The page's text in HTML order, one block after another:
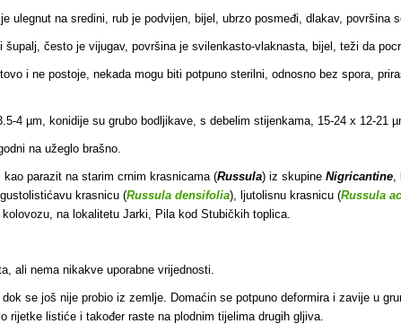
ulegnut na sredini, rub je podvijen, bijel, ubrzo posmeđi, dlakav, površina
često je vijugav, površina je svilenkasto-vlaknasta, bijel, teži da
i ne postoje, nekada mogu biti potpuno sterilni, odnosno bez spora,
4 µm, konidije su grubo bodljikave, s debelim stijenkama, 15-24 x 12-21
na užeglo brašno.
parazit na starim crnim krasnicama (Russula) iz skupine Nigricantine
krasnicu (Russula densifolia), ljutolisnu krasnicu (Russula
na lokalitetu Jarki, Pila kod Stubičkih toplica.
ali nema nikakve uporabne vrijednosti.
se još nije probio iz zemlje. Domaćin se potpuno deformira i zavije u
rijetke listiće i također raste na plodnim tijelima drugih gljiva.